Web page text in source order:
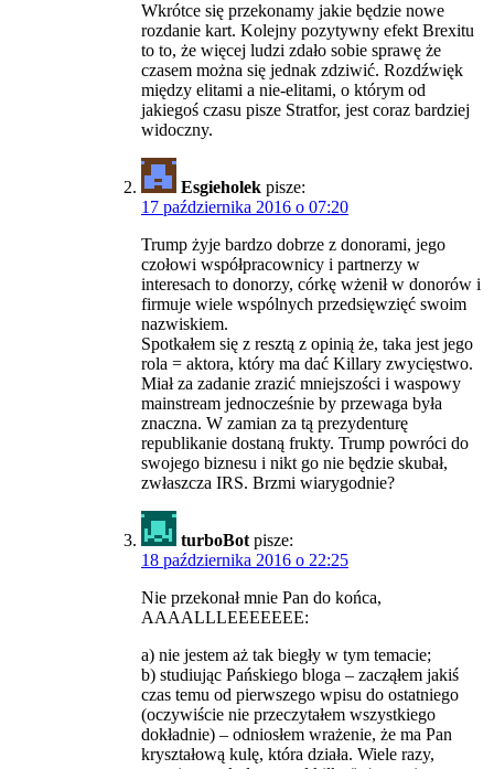
Wkrótce się przekonamy jakie będzie nowe
rozdanie kart. Kolejny pozytywny efekt Brexitu
to to, że więcej ludzi zdało sobie sprawę że
czasem można się jednak zdziwić. Rozdźwięk
między elitami a nie-elitami, o którym od
jakiegoś czasu pisze Stratfor, jest coraz bardziej
widoczny.
Esgieholek pisze:
17 października 2016 o 07:20
Trump żyje bardzo dobrze z donorami, jego
czołowi współpracownicy i partnerzy w
interesach to donorzy, córkę wżenił w donorów i
firmuje wiele wspólnych przedsięwzięć swoim
nazwiskiem.
Spotkałem się z resztą z opinią że, taka jest jego
rola = aktora, który ma dać Killary zwycięstwo.
Miał za zadanie zrazić mniejszości i waspowy
mainstream jednocześnie by przewaga była
znaczna. W zamian za tą prezydenturę
republikanie dostaną frukty. Trump powróci do
swojego biznesu i nikt go nie będzie skubał,
zwłaszcza IRS. Brzmi wiarygodnie?
turboBot pisze:
18 października 2016 o 22:25
Nie przekonał mnie Pan do końca,
AAAALLLEEEEEEE:
a) nie jestem aż tak biegły w tym temacie;
b) studiując Pańskiego bloga – zacząłem jakiś
czas temu od pierwszego wpisu do ostatniego
(oczywiście nie przeczytałem wszystkiego
dokładnie) – odniosłem wrażenie, że ma Pan
kryształową kulę, która działa. Wiele razy,